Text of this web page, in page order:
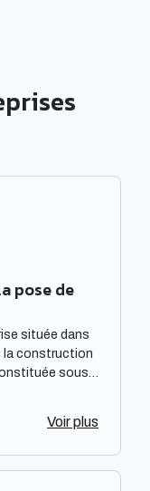
pose de
située dans
la construction
sous
pour répondre
faire et une
Voir plus